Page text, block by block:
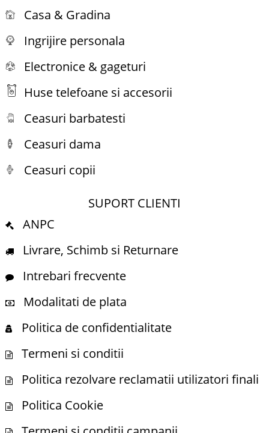
Casa & Gradina
Ingrijire personala
Electronice & gageturi
Huse telefoane si accesorii
Ceasuri barbatesti
Ceasuri dama
Ceasuri copii
SUPORT CLIENTI
ANPC
Livrare, Schimb si Returnare
Intrebari frecvente
Modalitati de plata
Politica de confidentialitate
Termeni si conditii
Politica rezolvare reclamatii utilizatori finali
Politica Cookie